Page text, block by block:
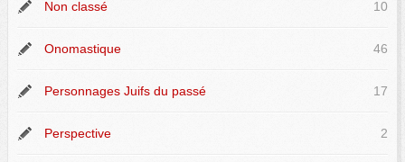
Non classé 10
Onomastique 46
Personnages Juifs du passé 17
Perspective 2